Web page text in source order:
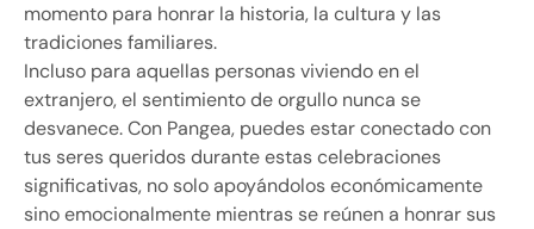
momento para honrar la historia, la cultura y las
tradiciones familiares.
Incluso para aquellas personas viviendo en el
extranjero, el sentimiento de orgullo nunca se
desvanece. Con Pangea, puedes estar conectado con
tus seres queridos durante estas celebraciones
significativas, no solo apoyándolos económicamente
sino emocionalmente mientras se reúnen a honrar sus